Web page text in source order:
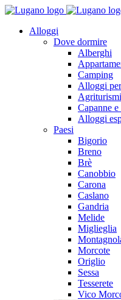
Alloggi
Dove dormire
Alberghi
Camping
Alloggi
Agriturismi
Capanne
Alloggi
Paesi
Bigorio
Breno
Brè
Canobbio
Carona
Caslano
Gandria
Melide
Miglieglia
Morcote
Origlio
Sessa
Tesserete
Vico